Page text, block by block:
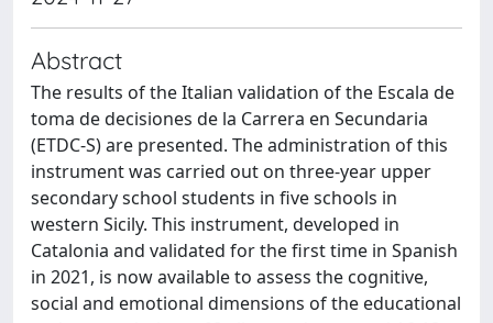
Abstract
The results of the Italian validation of the Escala de
toma de decisiones de la Carrera en Secundaria
(ETDC-S) are presented. The administration of this
instrument was carried out on three-year upper
secondary school students in five schools in
western Sicily. This instrument, developed in
Catalonia and validated for the first time in Spanish
in 2021, is now available to assess the cognitive,
social and emotional dimensions of the educational